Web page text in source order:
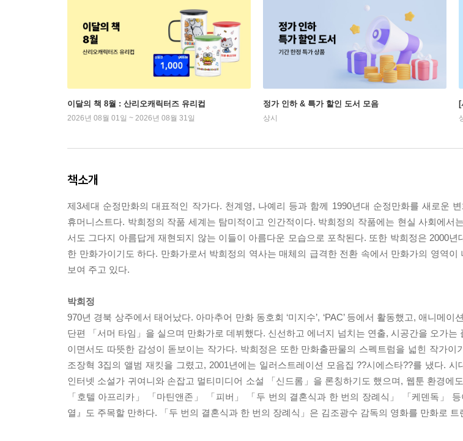
이달의 책 8월 : 산리오캐릭터즈 유리컵
2026년 08월 01일 ~ 2026년 08월 31일
정가 인하 & 특가 할인 도서 모음
상시
책소개
제3세대 순정만화의 대표적인 작가다. 천계영, 나예리 등과 함께 1990년대 순정만화를 새로운
휴머니스트다. 박희정의 작품 세계는 탐미적이고 인간적이다. 박희정의 작품에는 현실 사회에서
서도 그다지 아름답게 재현되지 않는 이들이 아름다운 모습으로 포착된다. 또한 박희정은 2000
한 만화가이기도 하다. 만화가로서 박희정의 역사는 매체의 급격한 전환 속에서 만화가의 영역
보여 주고 있다.
박희정
970년 경북 상주에서 태어났다. 아마추어 만화 동호회 ‘미지수’, ‘PAC’ 등에서 활동했고, 애니메
단편 「서머 타임」을 실으며 만화가로 데뷔했다. 신선하고 에너지 넘치는 연출, 시공간을 오가는
이면서도 따뜻한 감성이 돋보이는 작가다. 박희정은 또한 만화출판물의 스펙트럼을 넓힌 작가이
조장혁 3집의 앨범 재킷을 그렸고, 2001년에는 일러스트레이션 모음집 ??시에스타??를 냈다.
인터넷 소설가 귀여니와 손잡고 멀티미디어 소설 「신드롬」을 론칭하기도 했으며, 웹툰 환경에
「호텔 아프리카」 「마틴앤존」 「피버」 「두 번의 결혼식과 한 번의 장례식」 「케덴독」
열』도 주목할 만하다. 「두 번의 결혼식과 한 번의 장례식」은 김조광수 감독의 영화를 만화로 트